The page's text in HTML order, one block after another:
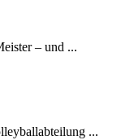
– und ...
...